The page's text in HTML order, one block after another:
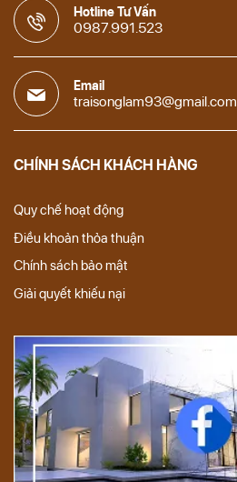
Hotline Tư Vấn
0987.991.523
Email
traisonglam93@gmail.com
CHÍNH SÁCH KHÁCH HÀNG
Quy chế hoạt động
Điều khoản thỏa thuận
Chính sách bảo mật
Giải quyết khiếu nại